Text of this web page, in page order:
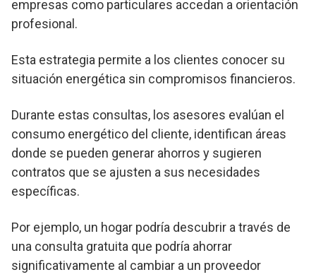
empresas como particulares accedan a orientación
profesional.
Esta estrategia permite a los clientes conocer su
situación energética sin compromisos financieros.
Durante estas consultas, los asesores evalúan el
consumo energético del cliente, identifican áreas
donde se pueden generar ahorros y sugieren
contratos que se ajusten a sus necesidades
específicas.
Por ejemplo, un hogar podría descubrir a través de
una consulta gratuita que podría ahorrar
significativamente al cambiar a un proveedor